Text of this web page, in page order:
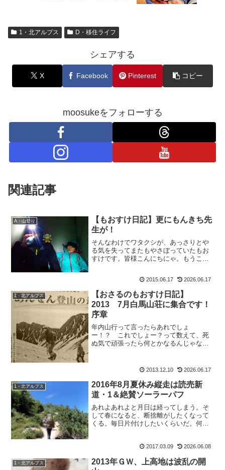
1・北アルプス D・移住ライフ
シェアする
X Facebook Pinterest コピー
moosukeをフォローする
関連記事
A・山登り
【もおすけ日記】更にもんきち先
生が！
そんなわけでワタクシが、あっさりとや
る気を失ってまたもやさぼっていたもお
すけです。皆様こんにちにゃ。もうこの
「書け書け攻撃」。くまこさんご夫妻、
ようちゃん、Y氏とブログ...
2015.06.17 2026.06.17
1・北アルプス
【おさるのもおすけ日記】
2013 7月白馬山荘に集合です！
序章
年内山行って言ったらあれでしょ
ー！？ これでしょー？って数えて、死
ぬ気で頑張ったら何とかなるんじゃない
ゃ。 あ。そういえば。先日の北穂の時に
2013.12.10 2026.06.17
1・北アルプス
2016年8月夏休み縦走は読売新
道・1＆絶賛ソーラーパフ
あれよあれよと月日は経ってしまう。そ
して春になると、断捨離がしたくなって
くる。毎日片付けしたいくらいだ。何故
自分にツッコミを入れてしまう。皆様お
2017.03.09 2026.06.08
1・北アルプス
2013年ＧＷ、上高地は波乱の開